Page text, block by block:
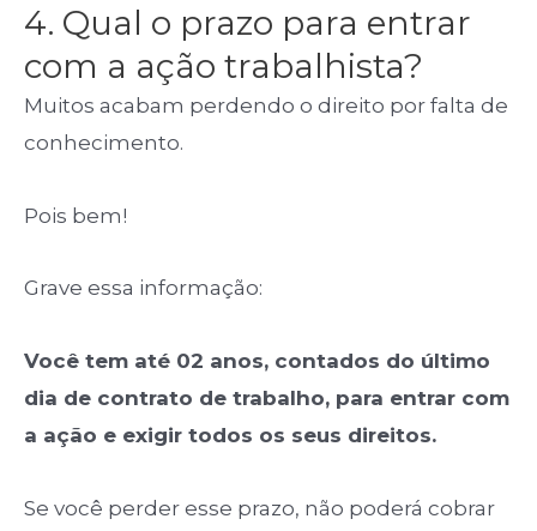
4. Qual o prazo para entrar
com a ação trabalhista?
Muitos acabam perdendo o direito por falta de
conhecimento.
Pois bem!
Grave essa informação:
Você tem até 02 anos, contados do último
dia de contrato de trabalho, para entrar com
a ação e exigir todos os seus direitos.
Se você perder esse prazo, não poderá cobrar